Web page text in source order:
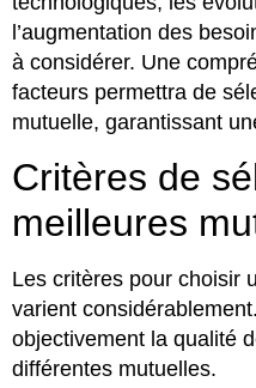
l’augmentation des
à considérer. Une
facteurs permettra de
mutuelle, garantissant
Critères de
meilleures
Les critères pour choisir
varient
objectivement la qualité
différentes mutuelles.